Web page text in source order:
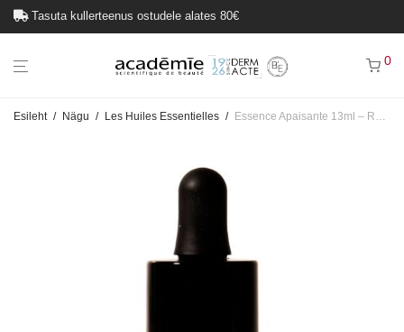
Tasuta kullerteenus ostudele alates 80€
0
Esileht / Nägu / Les Huiles Essentielles / Essence Apaisante 13ml – Rahustav essents